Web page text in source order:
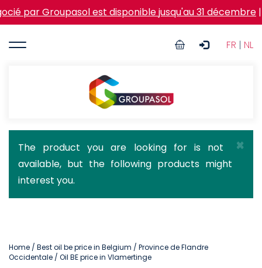
Skip
to
content
est disponible jusqu'au 31 décembre|Action
FR | NL
User
Groupasol
×
Status
message
The product you are looking for is not
available, but the following products might
interest you.
Home / Best oil be price in Belgium / Province de Flandre
Occidentale / Oil BE price in Vlamertinge